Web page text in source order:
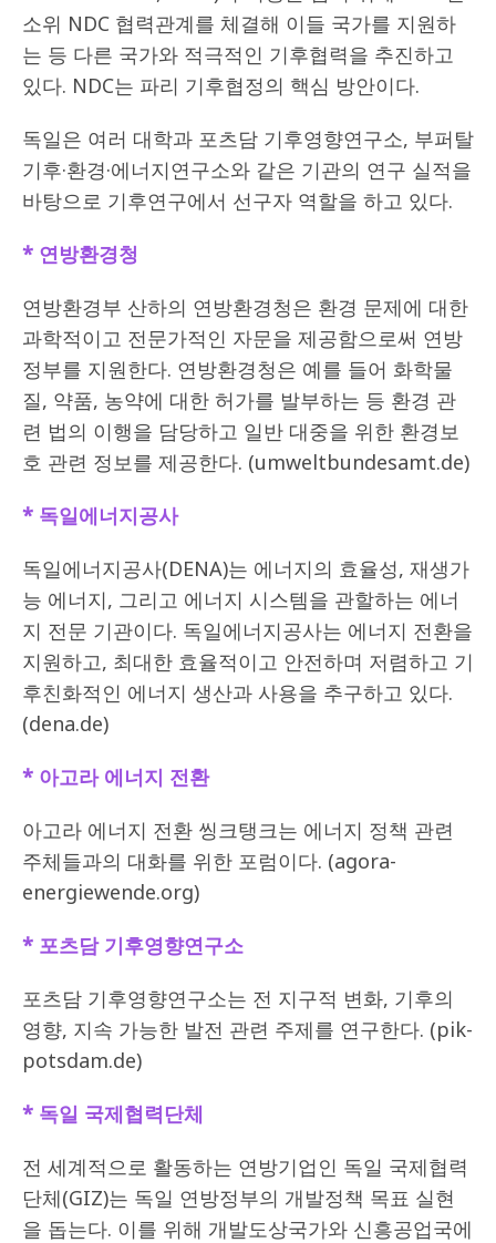
소위 NDC 협력관계를 체결해 이들 국가를 지원하
는 등 다른 국가와 적극적인 기후협력을 추진하고
있다. NDC는 파리 기후협정의 핵심 방안이다.
독일은 여러 대학과 포츠담 기후영향연구소, 부퍼탈
기후·환경·에너지연구소와 같은 기관의 연구 실적을
바탕으로 기후연구에서 선구자 역할을 하고 있다.
* 연방환경청
연방환경부 산하의 연방환경청은 환경 문제에 대한
과학적이고 전문가적인 자문을 제공함으로써 연방
정부를 지원한다. 연방환경청은 예를 들어 화학물
질, 약품, 농약에 대한 허가를 발부하는 등 환경 관
련 법의 이행을 담당하고 일반 대중을 위한 환경보
호 관련 정보를 제공한다. (umweltbundesamt.de)
* 독일에너지공사
독일에너지공사(DENA)는 에너지의 효율성, 재생가
능 에너지, 그리고 에너지 시스템을 관할하는 에너
지 전문 기관이다. 독일에너지공사는 에너지 전환을
지원하고, 최대한 효율적이고 안전하며 저렴하고 기
후친화적인 에너지 생산과 사용을 추구하고 있다.
(dena.de)
* 아고라 에너지 전환
아고라 에너지 전환 씽크탱크는 에너지 정책 관련
주체들과의 대화를 위한 포럼이다. (agora-
energiewende.org)
* 포츠담 기후영향연구소
포츠담 기후영향연구소는 전 지구적 변화, 기후의
영향, 지속 가능한 발전 관련 주제를 연구한다. (pik-
potsdam.de)
* 독일 국제협력단체
전 세계적으로 활동하는 연방기업인 독일 국제협력
단체(GIZ)는 독일 연방정부의 개발정책 목표 실현
을 돕는다. 이를 위해 개발도상국가와 신흥공업국에